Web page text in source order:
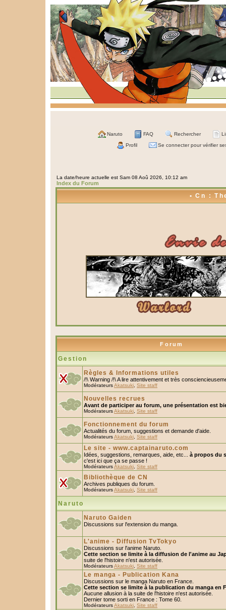
Naruto FAQ Rechercher
Profil Se connecter pour vérifier
La date/heure actuelle est Sam 08 Aoû 2026, 10:12 am
Index du Forum
• Cn :
Forum
Gestion
Règles & Informations utiles
/!\ Warning /!\ A lire attentivement et très
ModérateursAkatsuki Site staff
Nouvelles recrues
Avant de participer au forum, une présentation est
ModérateursAkatsuki Site staff
Fonctionnement du forum
Actualités du forum, suggestions et demande d'aide.
ModérateursAkatsuki Site staff
Le site - www.captainaruto.com
Idées, suggestions, remarques, aide, etc... à propos du
c'est ici que ça se passe !
ModérateursAkatsuki Site staff
Bibliothèque de CN
Archives publiques du forum.
ModérateursAkatsuki Site staff
Naruto
Naruto Gaiden
Discussions sur l'extension du manga.
L'anime - Diffusion TvTokyo
Discussions sur l'anime Naruto.
Cette section se limite à la diffusion de l'anime au
suite de l'histoire n'est autorisée.
ModérateursAkatsuki Site staff
Le manga - Publication Kana
Discussions sur le manga Naruto en France.
Cette section se limite à la publication du manga en
Aucune allusion à la suite de l'histoire n'est autorisée.
Dernier tome sorti en France : Tome 60.
ModérateursAkatsuki Site staff